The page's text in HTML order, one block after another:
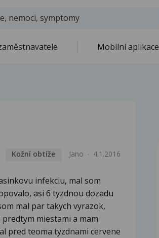
Mobilní aplikace
Kožní obtíže Jano 4.1.2016
infekciu, mal som
asi 6 tyzdnou dozadu
mal par takych vyrazok,
miestami a mam
pred teoma tyzdnami cervene